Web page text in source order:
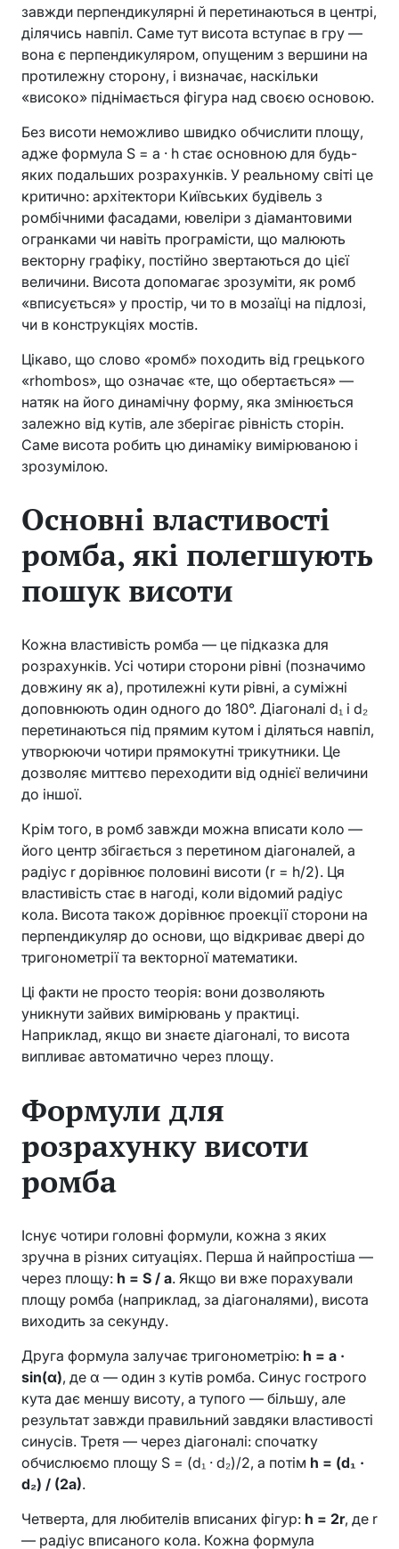
завжди перпендикулярні й перетинаються в центрі,
ділячись навпіл. Саме тут висота вступає в гру —
вона є перпендикуляром, опущеним з вершини на
протилежну сторону, і визначає, наскільки
«високо» піднімається фігура над своєю основою.
Без висоти неможливо швидко обчислити площу,
адже формула S = a · h стає основною для будь-
яких подальших розрахунків. У реальному світі це
критично: архітектори Київських будівель з
ромбічними фасадами, ювеліри з діамантовими
огранками чи навіть програмісти, що малюють
векторну графіку, постійно звертаються до цієї
величини. Висота допомагає зрозуміти, як ромб
«вписується» у простір, чи то в мозаїці на підлозі,
чи в конструкціях мостів.
Цікаво, що слово «ромб» походить від грецького
«rhombos», що означає «те, що обертається» —
натяк на його динамічну форму, яка змінюється
залежно від кутів, але зберігає рівність сторін.
Саме висота робить цю динаміку вимірюваною і
зрозумілою.
Основні властивості
ромба, які полегшують
пошук висоти
Кожна властивість ромба — це підказка для
розрахунків. Усі чотири сторони рівні (позначимо
довжину як a), протилежні кути рівні, а суміжні
доповнюють один одного до 180°. Діагоналі d₁ і d₂
перетинаються під прямим кутом і діляться навпіл,
утворюючи чотири прямокутні трикутники. Це
дозволяє миттєво переходити від однієї величини
до іншої.
Крім того, в ромб завжди можна вписати коло —
його центр збігається з перетином діагоналей, а
радіус r дорівнює половині висоти (r = h/2). Ця
властивість стає в нагоді, коли відомий радіус
кола. Висота також дорівнює проекції сторони на
перпендикуляр до основи, що відкриває двері до
тригонометрії та векторної математики.
Ці факти не просто теорія: вони дозволяють
уникнути зайвих вимірювань у практиці.
Наприклад, якщо ви знаєте діагоналі, то висота
випливає автоматично через площу.
Формули для
розрахунку висоти
ромба
Існує чотири головні формули, кожна з яких
зручна в різних ситуаціях. Перша й найпростіша —
через площу: h = S / a. Якщо ви вже порахували
площу ромба (наприклад, за діагоналями), висота
виходить за секунду.
Друга формула залучає тригонометрію: h = a ·
sin(α), де α — один з кутів ромба. Синус гострого
кута дає меншу висоту, а тупого — більшу, але
результат завжди правильний завдяки властивості
синусів. Третя — через діагоналі: спочатку
обчислюємо площу S = (d₁ · d₂)/2, а потім h = (d₁ ·
d₂) / (2a).
Четверта, для любителів вписаних фігур: h = 2r, де r
— радіус вписаного кола. Кожна формула